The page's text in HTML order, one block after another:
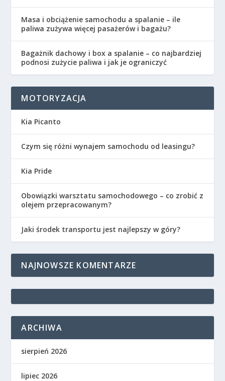
Masa i obciążenie samochodu a spalanie – ile
paliwa zużywa więcej pasażerów i bagażu?
Bagażnik dachowy i box a spalanie – co najbardziej
podnosi zużycie paliwa i jak je ograniczyć
MOTORYZACJA
Kia Picanto
Czym się różni wynajem samochodu od leasingu?
Kia Pride
Obowiązki warsztatu samochodowego – co zrobić z
olejem przepracowanym?
Jaki środek transportu jest najlepszy w góry?
NAJNOWSZE KOMENTARZE
ARCHIWA
sierpień 2026
lipiec 2026